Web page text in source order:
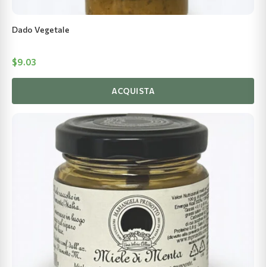
Dado Vegetale
$9.03
ACQUISTA